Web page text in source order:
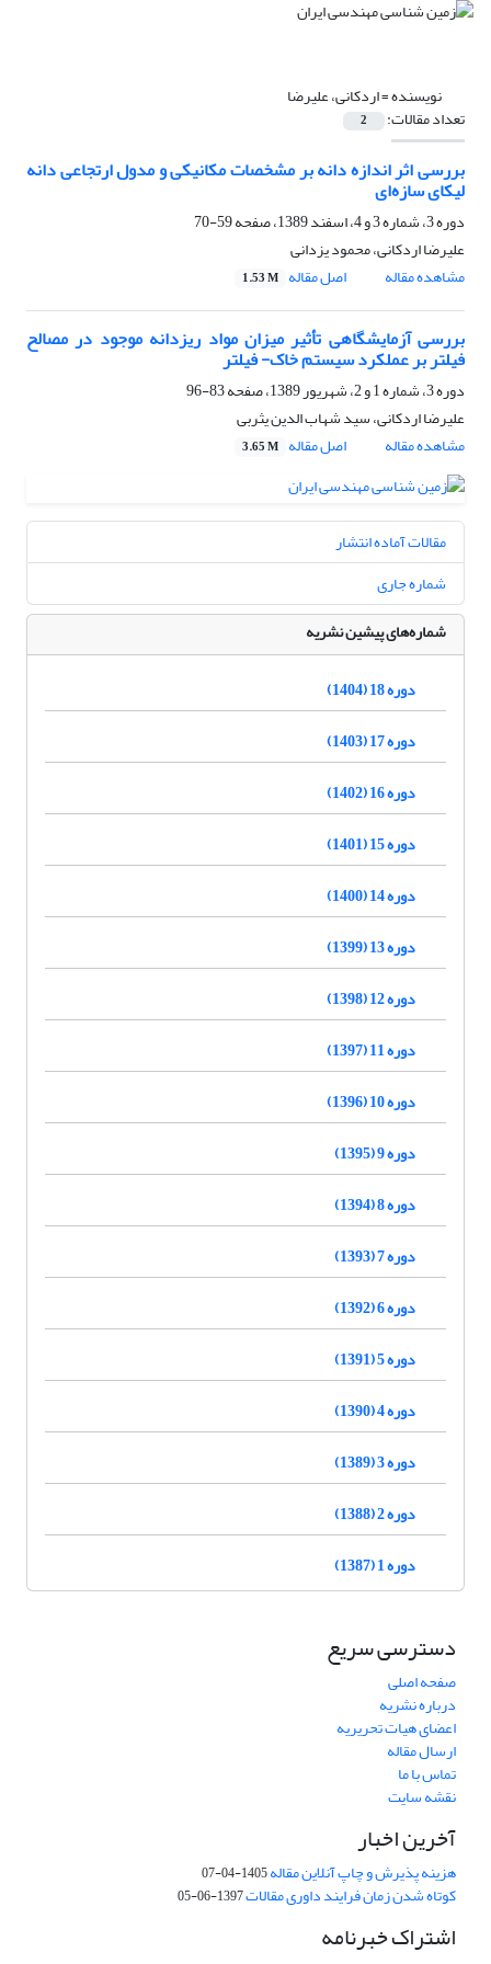
نویسنده =اردکانی، علیرضا
تعداد مقالات: 2
بررسی اثر اندازه دانه بر مشخصات مکانیکی و مدول ارتجاعی دانه‌
لیکای سازه‌ای
دوره 3، شماره 3 و 4، اسفند 1389، صفحه
59-70
علیرضا اردکانی، محمود یزدانی
مشاهده مقاله
اصل مقاله 1.53 M
بررسی آزمایشگاهی تأثیر میزان مواد ریزدانه موجود در مصالح
فیلتر بر عملکرد سیستم خاک- فیلتر
دوره 3، شماره 1 و 2، شهریور 1389، صفحه
83-96
علیرضا اردکانی، سید شهاب الدین یثربی
مشاهده مقاله
اصل مقاله 3.65 M
مقالات آماده انتشار
شماره جاری
شماره‌های پیشین نشریه
دوره 18 (1404)
دوره 17 (1403)
دوره 16 (1402)
دوره 15 (1401)
دوره 14 (1400)
دوره 13 (1399)
دوره 12 (1398)
دوره 11 (1397)
دوره 10 (1396)
دوره 9 (1395)
دوره 8 (1394)
دوره 7 (1393)
دوره 6 (1392)
دوره 5 (1391)
دوره 4 (1390)
دوره 3 (1389)
دوره 2 (1388)
دوره 1 (1387)
دسترسی سریع
صفحه اصلی
درباره نشریه
اعضای هیات تحریریه
ارسال مقاله
تماس با ما
نقشه سایت
آخرین اخبار
هزینه پذیرش و چاپ آنلاین مقاله1405-04-07
کوتاه شدن زمان فرایند داوری مقالات1397-06-05
اشتراک خبرنامه